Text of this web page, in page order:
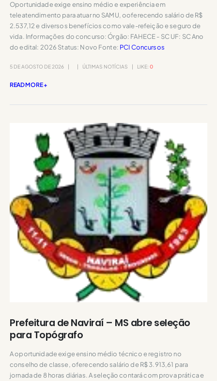
Oportunidade exige ensino médio e experiência em
teleatendimento para atuar no SAMU, ooferecendo salário de R$
2.537,12 e diversos benefícios como vale-refeição e seguro de
vida. Informações do concurso: Órgão: FAHECE - SC UF: SC Ano
do edital: 2026 Status: Novo Fonte: PCI Concursos
5 DE AGOSTO DE 2026 ÚLTIMAS NOTÍCIAS LIKE: 0
READ MORE +
Prefeitura de Naviraí – MS abre seleção
para Topógrafo
A oportunidade exige ensino médio técnico e registro no
conselho de classe, oferecendo salário de R$ 3.913,61 para
jornada de 8 horas diárias. A seleção contará com prova prática e